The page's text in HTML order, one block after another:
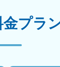
プラ